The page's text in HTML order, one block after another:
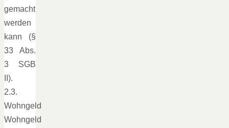
gemacht
werden
kann (§
33 Abs.
3 SGB
II).
2.3.
Wohngeld
Wohngeld